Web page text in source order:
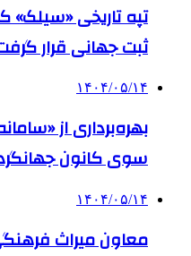
تپه تاریخی
ثبت جهانی قرار
۱۴۰۴/۰۵/۱۴
بهره‌برداری از
سوی کانون
۱۴۰۴/۰۵/۱۴
معاون میراث